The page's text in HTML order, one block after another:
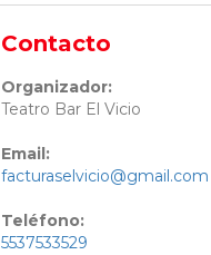
Contacto
Organizador:
Teatro Bar El Vicio
Email:
facturaselvicio@gmail.com
Teléfono:
5537533529